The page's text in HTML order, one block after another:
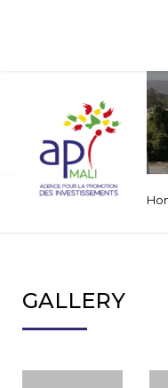
GALLERY